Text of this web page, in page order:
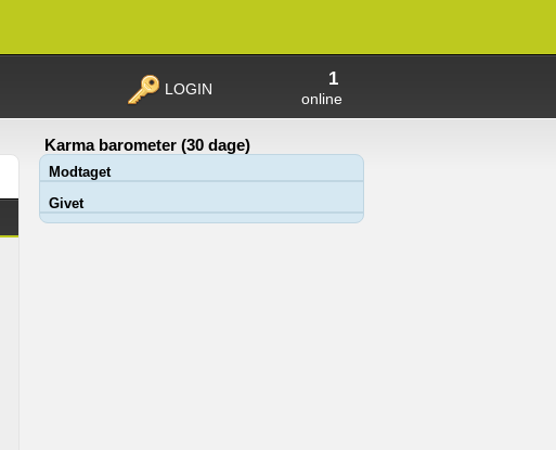
1
online
LOGIN
Karma barometer (30 dage)
Modtaget
Givet